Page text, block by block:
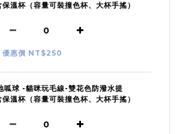
溫杯（容量可裝撞色杯、大杯手搖）
優惠價 NT$250
呱球 -貓咪玩毛線-雙花色防潑水提
溫杯（容量可裝撞色杯、大杯手搖）